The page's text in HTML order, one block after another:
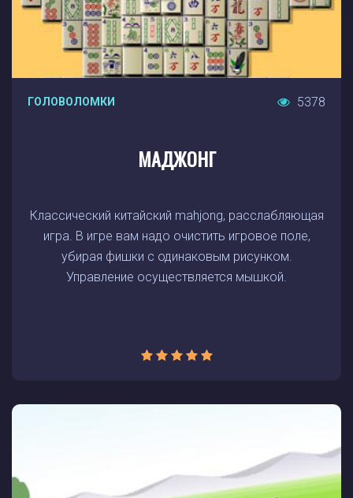
ГОЛОВОЛОМКИ 5378
МАДЖОНГ
Классический китайский mahjong, расслабляющая
игра. В игре вам надо очистить игровое поле,
убирая фишки с одинаковым рисунком.
Управление осуществляется мышкой.